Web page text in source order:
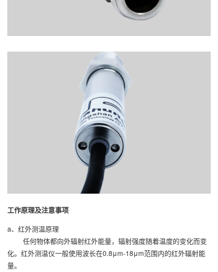
工作原理及注意事项
a、红外测温原理
任何物体都向外辐射红外能量，辐射强度随着温度的变化而变
化。红外测温仪一般使用波长在0.8μm-18μm范围内的红外辐射能
量。